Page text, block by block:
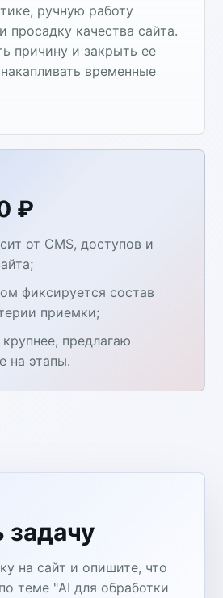
ручную работу
просадку качества сайта.
причину и закрыть ее
временные
₽
от CMS, доступов и
фиксируется состав
приемки;
предлагаю
на этапы.
задачу
на сайт и опишите, что
теме "AI для обработки